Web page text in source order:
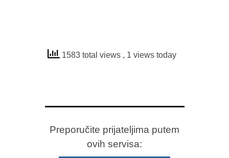
1583 total views , 1 views today
Preporučite prijateljima putem
ovih servisa: